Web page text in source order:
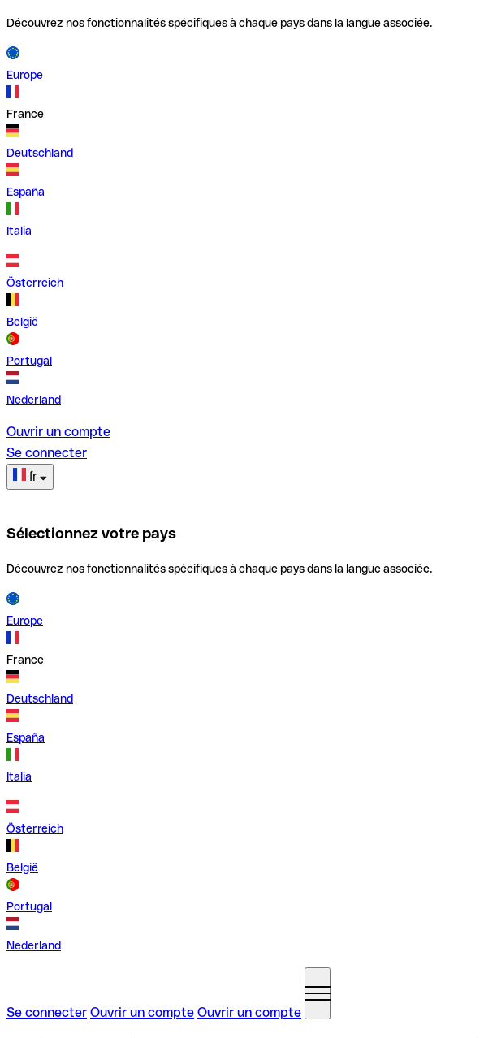
Découvrez nos fonctionnalités spécifiques à chaque pays dans la langue associée.
Europe
France
Deutschland
España
Italia
Österreich
België
Portugal
Nederland
Ouvrir un compte
Se connecter
fr
Sélectionnez votre pays
Découvrez nos fonctionnalités spécifiques à chaque pays dans la langue associée.
Europe
France
Deutschland
España
Italia
Österreich
België
Portugal
Nederland
Se connecter Ouvrir un compte Ouvrir un compte